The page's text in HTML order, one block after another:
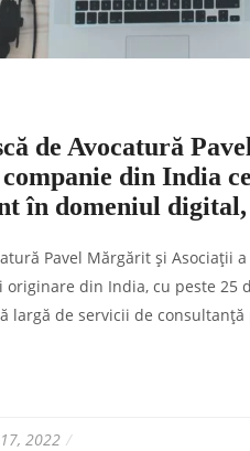
de Avocatură
companie din India
în domeniul
Pavel Mărgărit și
din India, cu peste
largă de servicii de
2022